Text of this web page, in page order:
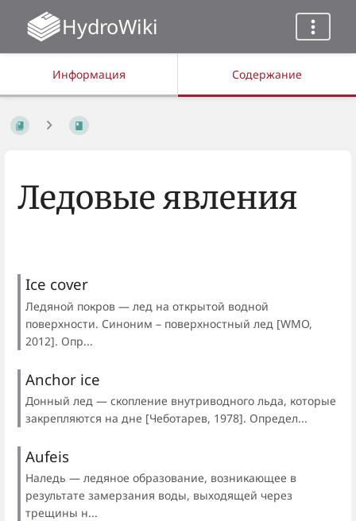
HydroWiki
Информация Содержание
Ледовые явления
Ice cover
Ледяной покров — лед на открытой водной
поверхности. Синоним – поверхностный лед [WMO,
2012]. Опр...
Anchor ice
Донный лед — скопление внутриводного льда, которые
закрепляются на дне [Чеботарев, 1978]. Определ...
Aufeis
Наледь — ледяное образование, возникающее в
результате замерзания воды, выходящей через
трещины н...